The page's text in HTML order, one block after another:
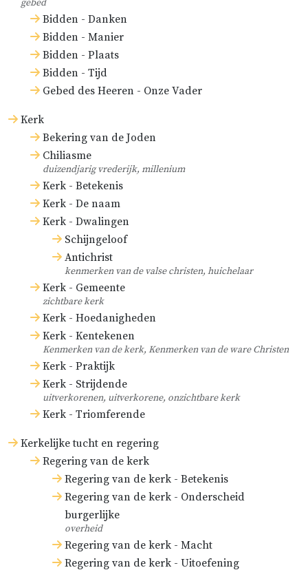
gebed
Bidden - Danken
Bidden - Manier
Bidden - Plaats
Bidden - Tijd
Gebed des Heeren - Onze Vader
Kerk
Bekering van de Joden
Chiliasme
duizendjarig vrederijk, millenium
Kerk - Betekenis
Kerk - De naam
Kerk - Dwalingen
Schijngeloof
Antichrist
kenmerken van de valse christen, huichelaar
Kerk - Gemeente
zichtbare kerk
Kerk - Hoedanigheden
Kerk - Kentekenen
Kenmerken van de kerk, Kenmerken van de ware Christen
Kerk - Praktijk
Kerk - Strijdende
uitverkorenen, uitverkorene, onzichtbare kerk
Kerk - Triomferende
Kerkelijke tucht en regering
Regering van de kerk
Regering van de kerk - Betekenis
Regering van de kerk - Onderscheid
burgerlijke
overheid
Regering van de kerk - Macht
Regering van de kerk - Uitoefening